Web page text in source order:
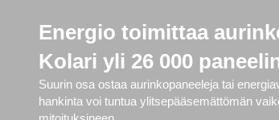
Energio toimittaa
Kolari yli 26 000
Suurin osa ostaa aurinkopaneeleja tai
hankinta voi tuntua ylitsepääsemättömän